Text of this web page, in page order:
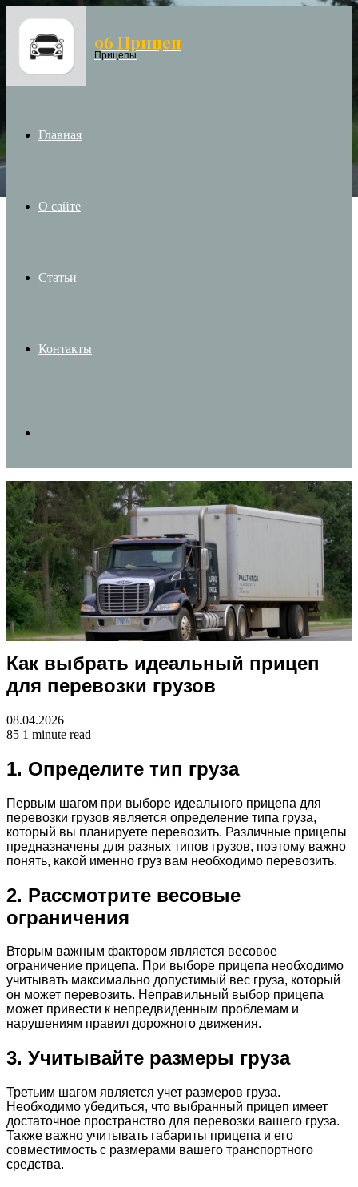
Menu 96 Прицеп
Прицепы
Главная
О сайте
Статьи
Контакты
for
Как выбрать идеальный прицеп
для перевозки грузов
08.04.2026
85 1 minute read
1. Определите тип груза
Первым шагом при выборе идеального прицепа для
перевозки грузов является определение типа груза,
который вы планируете перевозить. Различные прицепы
предназначены для разных типов грузов, поэтому важно
понять, какой именно груз вам необходимо перевозить.
2. Рассмотрите весовые
ограничения
Вторым важным фактором является весовое
ограничение прицепа. При выборе прицепа необходимо
учитывать максимально допустимый вес груза, который
он может перевозить. Неправильный выбор прицепа
может привести к непредвиденным проблемам и
нарушениям правил дорожного движения.
3. Учитывайте размеры груза
Третьим шагом является учет размеров груза.
Необходимо убедиться, что выбранный прицеп имеет
достаточное пространство для перевозки вашего груза.
Также важно учитывать габариты прицепа и его
совместимость с размерами вашего транспортного
средства.